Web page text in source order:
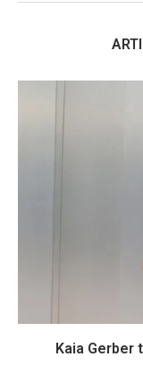
Kaia Gerber